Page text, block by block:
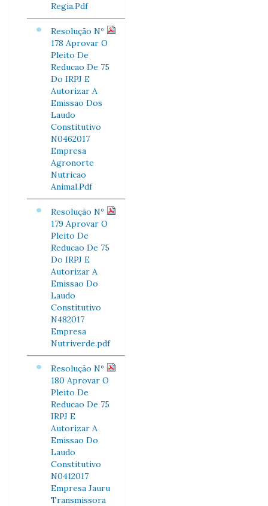
Regia.Pdf
Resolução Nº
178 Aprovar O
Pleito De
Reducao De 75
Do IRPJ E
Autorizar A
Emissao Dos
Laudo
Constitutivo
N0462017
Empresa
Agronorte
Nutricao
Animal.Pdf
Resolução Nº
179 Aprovar O
Pleito De
Reducao De 75
Do IRPJ E
Autorizar A
Emissao Do
Laudo
Constitutivo
N482017
Empresa
Nutriverde.pdf
Resolução Nº
180 Aprovar O
Pleito De
Reducao De 75
IRPJ E
Autorizar A
Emissao Do
Laudo
Constitutivo
N0412017
Empresa Jauru
Transmissora